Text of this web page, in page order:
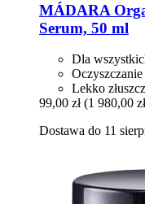
MÁDARA
Serum, 50 ml
Dla
Lekko
99,00 zł (1 980,00
Dostawa do 11